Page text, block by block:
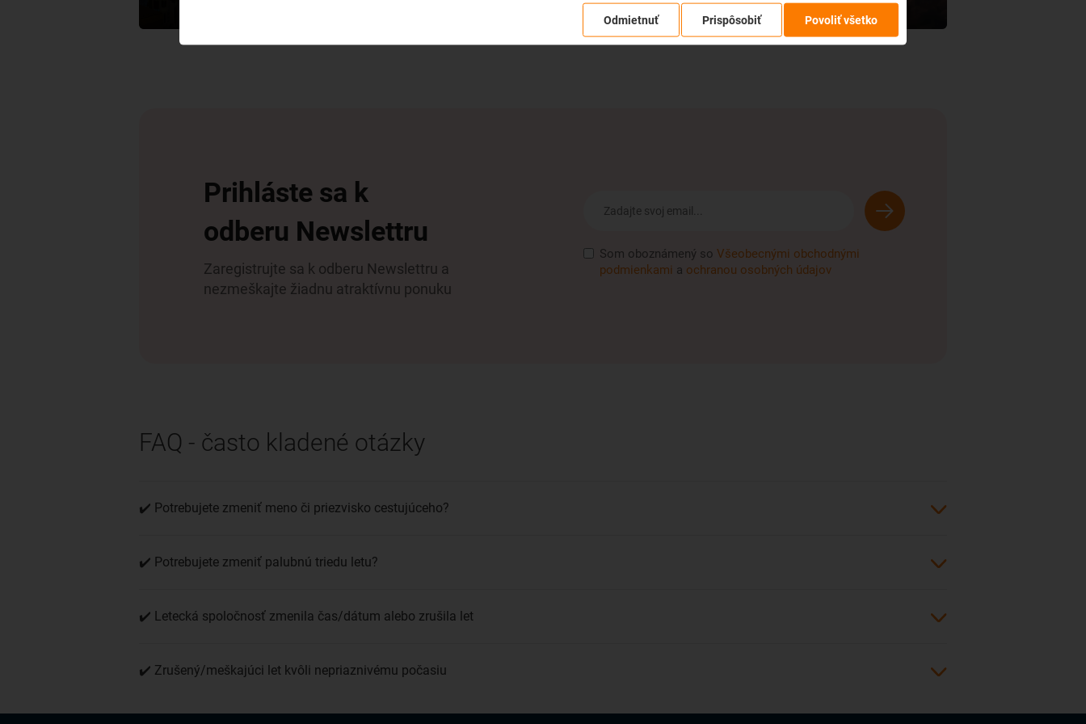
Prihláste sa k
odberu Newslettru
Zaregistrujte sa k odberu Newslettru a
nezmeškajte žiadnu atraktívnu ponuku
Som oboznámený so Všeobecnými obchodnými
podmienkami a ochranou osobných údajov
FAQ - často kladené otázky
✔️ Potrebujete zmeniť meno či priezvisko cestujúceho?
✔️ Potrebujete zmeniť palubnú triedu letu?
✔️ Letecká spoločnosť zmenila čas/dátum alebo zrušila let
✔️ Zrušený/meškajúci let kvôli nepriaznivému počasiu
Odmietnuť Prispôsobiť Povoliť všetko